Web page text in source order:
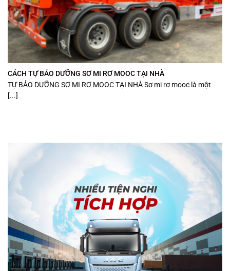
CÁCH TỰ BẢO DƯỠNG SƠ MI RƠ MOOC TẠI NHÀ
TỰ BẢO DƯỠNG SƠ MI RƠ MOOC TẠI NHÀ Sơ mi rơ mooc là một
[...]